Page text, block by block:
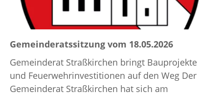
Gemeinderatssitzung vom 18.05.2026
Gemeinderat Straßkirchen bringt Bauprojekte
und Feuerwehrinvestitionen auf den Weg Der
Gemeinderat Straßkirchen hat sich am